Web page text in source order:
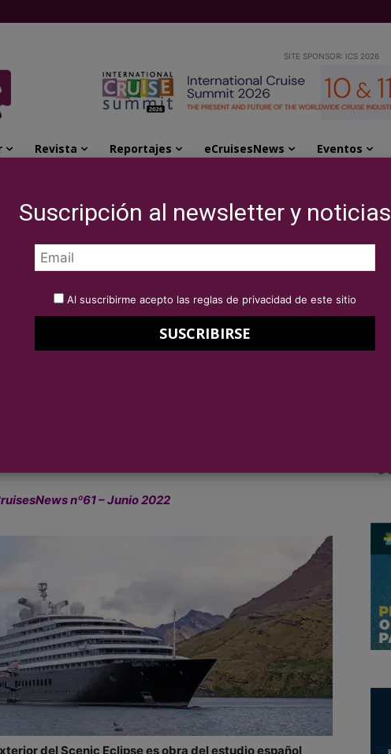
SITE SPONSOR: ICS 2026
Revista Reportajes eCruisesNews Eventos
en mega yate de clase polar
6 estrellas en
polar
disponibles para que los clientes
cuenta del nivel de lujo que el Scenic
en destinos polares o en cálidas
nº61 – Junio 2022
del Scenic Eclipse es obra del estudio español
Suscripción al newsletter y noticias
Al suscribirme acepto las reglas de privacidad de este sitio